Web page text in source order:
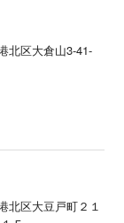
北区大倉山3-41-
北区大豆戸町２１